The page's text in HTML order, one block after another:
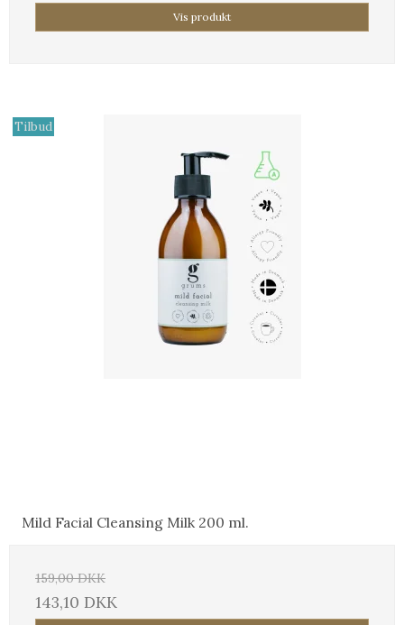
Vis produkt
Tilbud
Mild Facial Cleansing Milk 200 ml.
159,00 DKK
143,10 DKK